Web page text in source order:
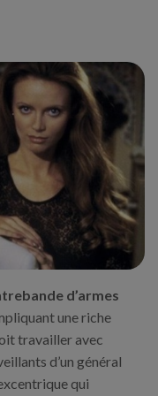
d’armes
une riche
travailler avec
d’un général
qui